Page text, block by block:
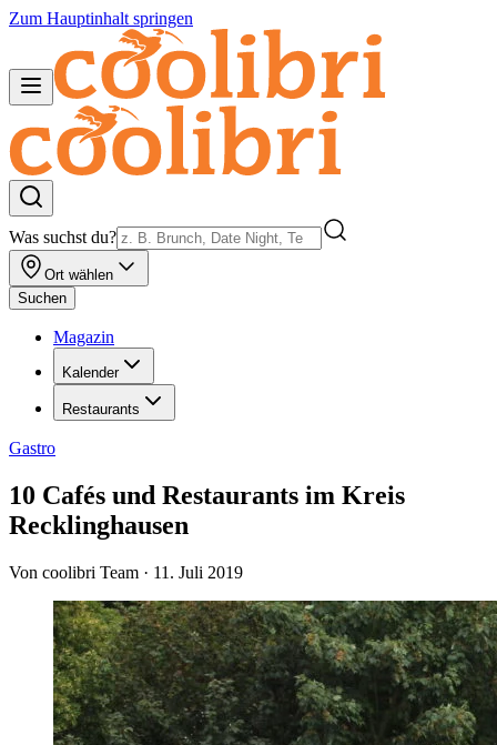
Zum Hauptinhalt springen
Was suchst du?
Ort wählen
Suchen
Magazin
Kalender
Restaurants
Gastro
10 Cafés und Restaurants im Kreis
Recklinghausen
Von coolibri Team · 11. Juli 2019